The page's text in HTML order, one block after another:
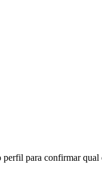
perfil para confirmar qual